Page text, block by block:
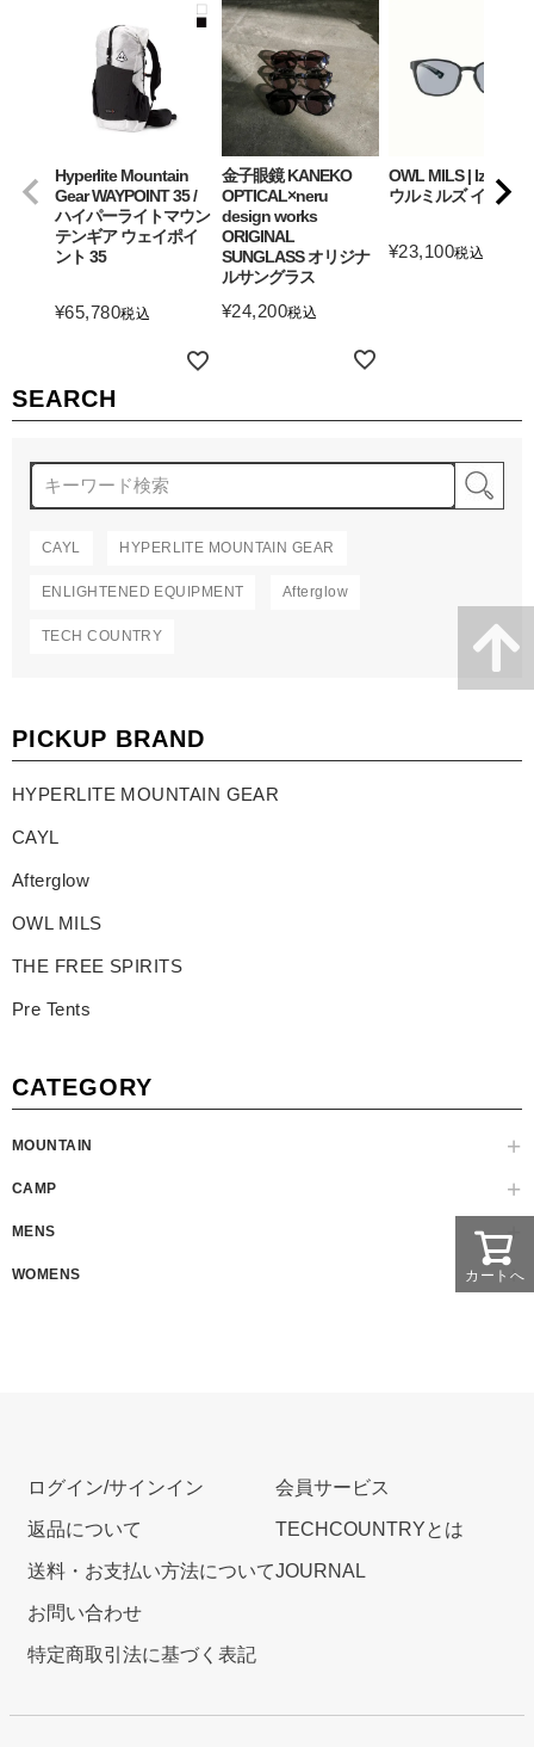
SEARCH
CAYL HYPERLITE MOUNTAIN GEAR
ENLIGHTENED EQUIPMENT Afterglow
TECH COUNTRY
PICKUP BRAND
HYPERLITE MOUNTAIN GEAR
CAYL
Afterglow
OWL MILS
THE FREE SPIRITS
Pre Tents
CATEGORY
MOUNTAIN
CAMP
MENS
WOMENS
Hyperlite Mountain
Gear WAYPOINT 35 /
ハイパーライトマウン
テンギア ウェイポイ
ント 35
¥65,780税込
金子眼鏡 KANEKO
OPTICAL×neru
design works
ORIGINAL
SUNGLASS オリジナ
ルサングラス
¥24,200税込
OWL MILS | Izanagi
ウルミルズ イザナギ
¥23,100税込
カートへ
ログイン/サインイン
返品について
送料・お支払い方法について
お問い合わせ
特定商取引法に基づく表記
会員サービス
TECHCOUNTRYとは
JOURNAL